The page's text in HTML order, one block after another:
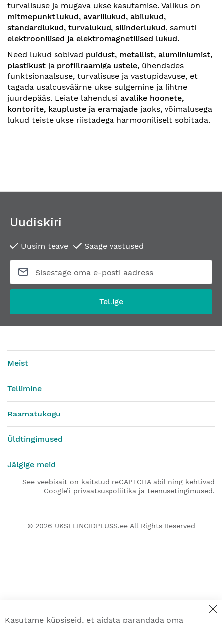
turvalisuse ja mugava ukse kasutamise. Valikus on
mitmepunktilukud, avariilukud, abilukud,
standardlukud, turvalukud, silinderlukud, samuti
elektroonilised ja elektromagnetilised lukud.
Need lukud sobivad puidust, metallist, alumiiniumist,
plastikust ja profiilraamiga ustele, ühendades
funktsionaalsuse, turvalisuse ja vastupidavuse, et
tagada usaldusväärne ukse sulgemine ja lihtne
juurdepääs. Leiate lahendusi avalike hoonete,
kontorite, kaupluste ja eramajade jaoks, võimalusega
lukud teiste ukse riistadega harmooniliselt sobitada.
Uudiskiri
Uusim teave Saage vastused
Tellige
Meist
Tellimine
Raamatukogu
Üldtingimused
Jälgige meid
See veebisait on kaitstud reCAPTCHA abil ning kehtivad
Google’i privaatsuspoliitika ja teenusetingimused.
© 2026 UKSELINGIDPLUSS.eeAll Rights Reserved
Kasutame küpsiseid, et aidata parandada oma